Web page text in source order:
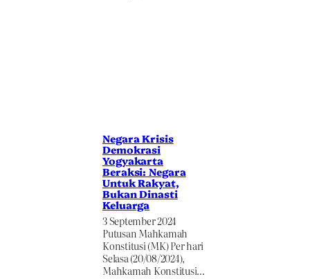
Negara Krisis
Demokrasi
Yogyakarta
Beraksi: Negara
Untuk Rakyat,
Bukan Dinasti
Keluarga
3 September 2024
Putusan Mahkamah
Konstitusi (MK) Per hari
Selasa (20/08/2024),
Mahkamah Konstitusi…